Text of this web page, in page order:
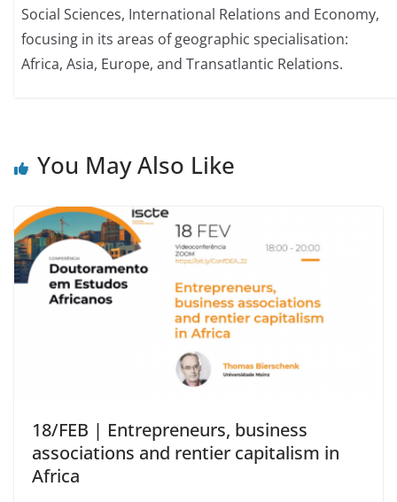
Social Sciences, International Relations and Economy,
focusing in its areas of geographic specialisation:
Africa, Asia, Europe, and Transatlantic Relations.
You May Also Like
18/FEB | Entrepreneurs, business
associations and rentier capitalism in
Africa